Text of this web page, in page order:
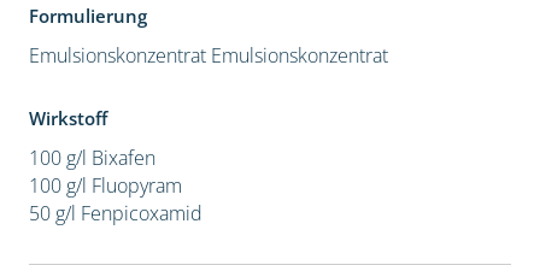
Formulierung
Emulsionskonzentrat Emulsionskonzentrat
Wirkstoff
100 g/l Bixafen
100 g/l Fluopyram
50 g/l Fenpicoxamid